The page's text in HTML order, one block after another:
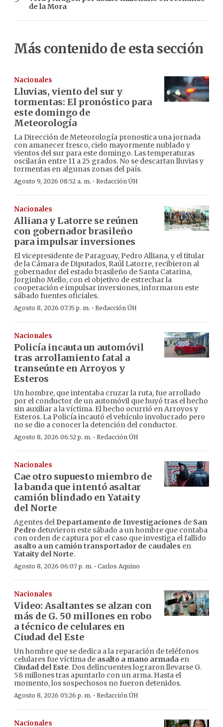
de la Mora
Más contenido de esta sección
Nacionales
Lluvias, viento del sur y
tormentas: El pronóstico para
este domingo de
Meteorología
La Dirección de Meteorología pronostica una jornada
con amanecer fresco, cielo mayormente nublado y
vientos del sur para este domingo. Las temperaturas
oscilarán entre 11 a 25 grados. No se descartan lluvias y
tormentas en algunas zonas del país.
Agosto 9, 2026 08:52 a. m. · Redacción ÚH
Nacionales
Alliana y Latorre se reúnen
con gobernador brasileño
para impulsar inversiones
El vicepresidente de Paraguay, Pedro Alliana, y el titular
de la Cámara de Diputados, Raúl Latorre, recibieron al
gobernador del estado brasileño de Santa Catarina,
Jorginho Mello, con el objetivo de estrechar la
cooperación e impulsar inversiones, informaron este
sábado fuentes oficiales.
Agosto 8, 2026 07:35 p. m. · Redacción ÚH
Nacionales
Policía incauta un automóvil
tras arrollamiento fatal a
transeúnte en Arroyos y
Esteros
Un hombre, que intentaba cruzar la ruta, fue arrollado
por el conductor de un automóvil que huyó tras el hecho
sin auxiliar a la víctima. El hecho ocurrió en Arroyos y
Esteros. La Policía incautó el vehículo involucrado pero
no se dio a conocer la detención del conductor.
Agosto 8, 2026 06:52 p. m. · Redacción ÚH
Nacionales
Cae otro supuesto miembro de
la banda que intentó asaltar
camión blindado en Yataity
del Norte
Agentes del Departamento de Investigaciones de San
Pedro detuvieron este sábado a un hombre que contaba
con orden de captura por el caso que investiga el fallido
asalto a un camión transportador de caudales en
Yataity del Norte.
Agosto 8, 2026 06:07 p. m. · Carlos Aquino
Nacionales
Video: Asaltantes se alzan con
más de G. 50 millones en robo
a técnico de celulares en
Ciudad del Este
Un hombre que se dedica a la reparación de teléfonos
celulares fue víctima de asalto a mano armada en
Ciudad del Este. Dos delincuentes lograron llevarse G.
58 millones tras apuntarlo con un arma. Hasta el
momento, los sospechosos no fueron detenidos.
Agosto 8, 2026 05:26 p. m. · Redacción ÚH
Nacionales